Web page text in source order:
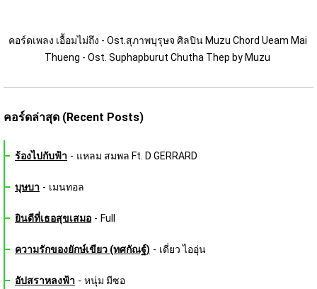
คอร์ดเพลง เอื้อมไม่ถึง - Ost.สุภาพบุรุษจ ศิลปิน Muzu Chord Ueam Mai
Thueng - Ost. Suphapburut Chutha Thep by Muzu
คอร์ดล่าสุด (Recent Posts)
ร้องไปกับฟ้า - แหลม สมพล Ft. D GERRARD
บุษบา - เมนทอล
ยินดีที่เธอสุขเสมอ - Full
ความรักของยักษ์เขียว (ทศกัณฐ์) - เดี่ยว ไออุ่น
อัปสราหลงฟ้า - หนุ่ม มีซอ